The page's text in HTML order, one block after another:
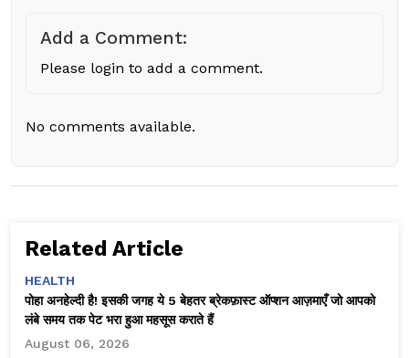
Add a Comment:
Please login to add a comment.
No comments available.
Related Article
HEALTH
पोहा अनहेल्दी है! इसकी जगह ये 5 बेहतर ब्रेकफ़ास्ट ऑप्शन आज़माएँ जो आपको
लंबे समय तक पेट भरा हुआ महसूस कराते हैं
August 06, 2026